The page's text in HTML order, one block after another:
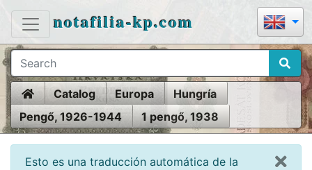
notafilia-kp.com
HomeCatalog Europa
Hungría
Pengő, 1926-1944
1 pengő, 1938
Esto es una traducción automática de la